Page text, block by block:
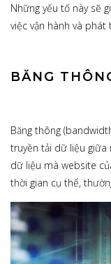
Những yếu tố này sẽ
việc vận hành và phát
BĂNG
Băng thông
truyền tải dữ liệu giữa
dữ liệu mà website
thời gian cụ thể,